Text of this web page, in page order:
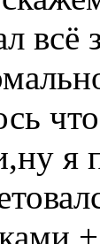
всё
я